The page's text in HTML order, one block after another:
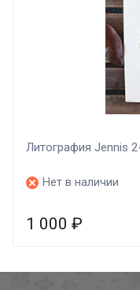
Литография Jennis 2
Нет в наличии
1 000 ₽